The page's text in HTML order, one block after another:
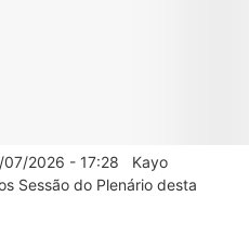
07/2026 - 17:28 Kayo
Sessão do Plenário desta